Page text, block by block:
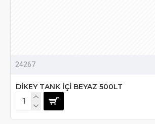
24267
DİKEY TANK İÇİ BEYAZ 500LT